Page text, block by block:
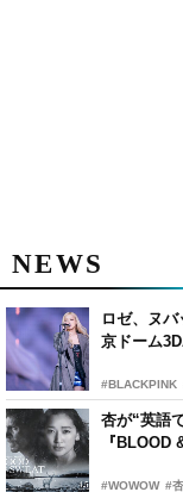
NEWS
ロゼ、ヌ
京ドーム
#BLACKPINK
杏が“英語
『BLOOD
#WOWOW #杏